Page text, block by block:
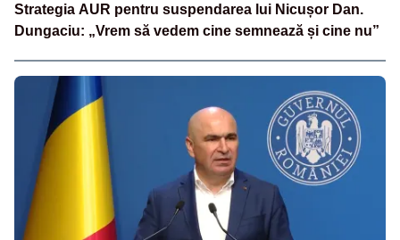
Strategia AUR pentru suspendarea lui Nicușor Dan.
Dungaciu: „Vrem să vedem cine semnează și cine nu”